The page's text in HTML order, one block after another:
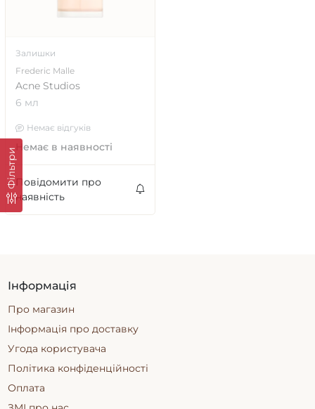
Фільтри
Залишки
Frederic Malle
Acne Studios
6 мл
Немає відгуків
Немає в наявності
Повідомити про
наявність
Інформація
Про магазин
Інформація про доставку
Угода користувача
Політика конфіденційності
Оплата